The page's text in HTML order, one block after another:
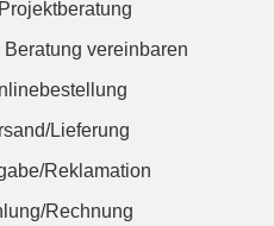
vereinbaren
Lieferung
Reklamation
Rechnung